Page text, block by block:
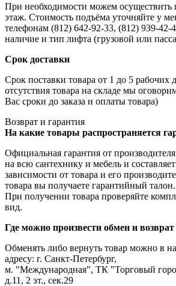
При необходимости можем осуществить
этаж. Стоимость подъёма уточняйте у
телефонам (812) 642-92-33, (812) 939-42-
наличие и тип лифта (грузовой или
Срок доставки
Срок поставки товара от 1 до 5 рабочих
отсутствия товара на складе мы
Вас сроки до заказа и оплаты товара)
Возврат и гарантия
На какие товары распространяется
Официальная гарантия от
на всю сантехнику и мебель и
зависимости от товара и его
товара вы получаете гарантийный талон.
При получении товара проверяйте
вид.
Где можно произвести обмен и возврат
Обменять либо вернуть товар можно в
адресу: г. Санкт-Петербург,
м. "Международная", ТК "Торговый
д.11, 2 эт., сек.29